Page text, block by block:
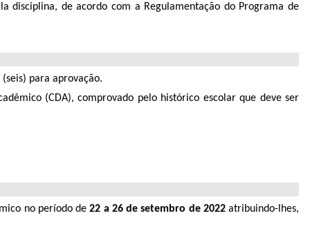
disciplina, de acordo com a Regulamentação do Programa de
para aprovação.
(CDA), comprovado pelo histórico escolar que deve ser
no período de22 a 26 de setembro de 2022atribuindo-lhes,